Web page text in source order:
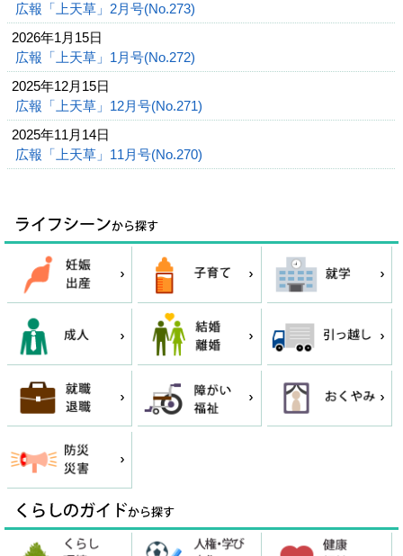
広報「上天草」2月号(No.273)
2026年1月15日
広報「上天草」1月号(No.272)
2025年12月15日
広報「上天草」12月号(No.271)
2025年11月14日
広報「上天草」11月号(No.270)